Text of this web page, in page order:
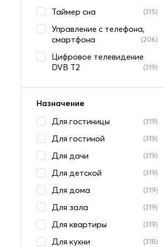
Таймер сна (315)
Управление с телефона,
смартфона
(206)
Цифровое телевидение
DVB T2
(319)
Назначение
Для гостиницы
(319)
Для гостиной (319)
Для дачи (319)
Для детской (319)
Для дома (319)
Для зала (319)
Для квартиры (319)
Для кухни (318)